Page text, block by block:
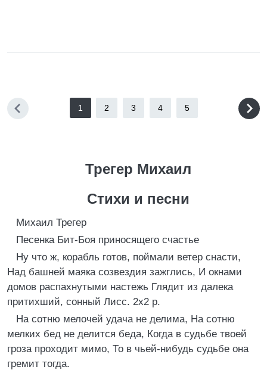
1 2 3 4 5
Трегер Михаил
Стихи и песни
Михаил Трегер
Песенка Бит-Боя приносящего счастье
Ну что ж, корабль готов, поймали ветер снасти,
Над башней маяка созвездия зажглись, И окнами
домов распахнутыми настежь Глядит из далека
притихший, сонный Лисс. 2х2 р.
На сотню мелочей удача не делима, На сотню
мелких бед не делится беда, Когда в судьбе твоей
гроза проходит мимо, То в чьей-нибудь судьбе она
гремит тогда.